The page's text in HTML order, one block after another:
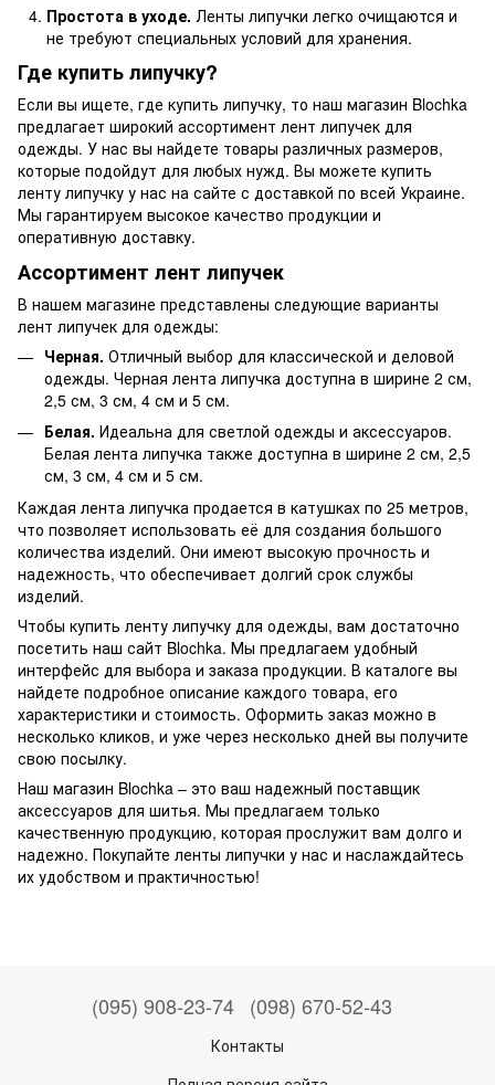
Простота в уходе. Ленты липучки легко очищаются и
не требуют специальных условий для хранения.
Где купить липучку?
Если вы ищете, где купить липучку, то наш магазин Blochka
предлагает широкий ассортимент лент липучек для
одежды. У нас вы найдете товары различных размеров,
которые подойдут для любых нужд. Вы можете купить
ленту липучку у нас на сайте с доставкой по всей Украине.
Мы гарантируем высокое качество продукции и
оперативную доставку.
Ассортимент лент липучек
В нашем магазине представлены следующие варианты
лент липучек для одежды:
Черная. Отличный выбор для классической и деловой
одежды. Черная лента липучка доступна в ширине 2 см,
2,5 см, 3 см, 4 см и 5 см.
Белая. Идеальна для светлой одежды и аксессуаров.
Белая лента липучка также доступна в ширине 2 см, 2,5
см, 3 см, 4 см и 5 см.
Каждая лента липучка продается в катушках по 25 метров,
что позволяет использовать её для создания большого
количества изделий. Они имеют высокую прочность и
надежность, что обеспечивает долгий срок службы
изделий.
Чтобы купить ленту липучку для одежды, вам достаточно
посетить наш сайт Blochka. Мы предлагаем удобный
интерфейс для выбора и заказа продукции. В каталоге вы
найдете подробное описание каждого товара, его
характеристики и стоимость. Оформить заказ можно в
несколько кликов, и уже через несколько дней вы получите
свою посылку.
Наш магазин Blochka – это ваш надежный поставщик
аксессуаров для шитья. Мы предлагаем только
качественную продукцию, которая прослужит вам долго и
надежно. Покупайте ленты липучки у нас и наслаждайтесь
их удобством и практичностью!
(095) 908-23-74 (098) 670-52-43
Контакты